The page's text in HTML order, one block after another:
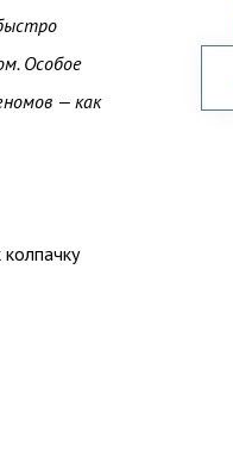
Особое
— как